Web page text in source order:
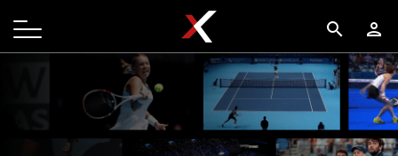
search person